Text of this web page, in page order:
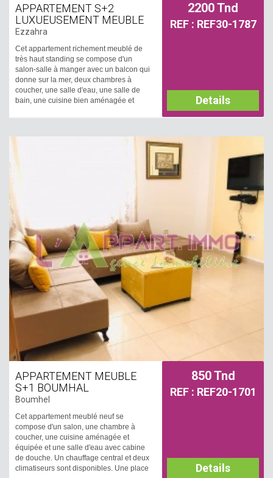
APPARTEMENT S+2
LUXUEUSEMENT MEUBLE
Ezzahra
Cet appartement richement meublé de
très haut standing se compose d'un
salon-salle à manger avec un balcon qui
donne sur la mer, deux chambres à
coucher, une salle d'eau, une salle de
bain, une cuisine bien aménagée et
2200 Tnd
REF : REF30-1787
Details
APPARTEMENT MEUBLE
S+1 BOUMHAL
Boumhel
Cet appartement meublé neuf se
compose d'un salon, une chambre à
coucher, une cuisine aménagée et
équipée et une salle d'eau avec cabine
de douche. Un chauffage central et deux
climatiseurs sont disponibles. Une place
850 Tnd
REF : REF20-1701
Details